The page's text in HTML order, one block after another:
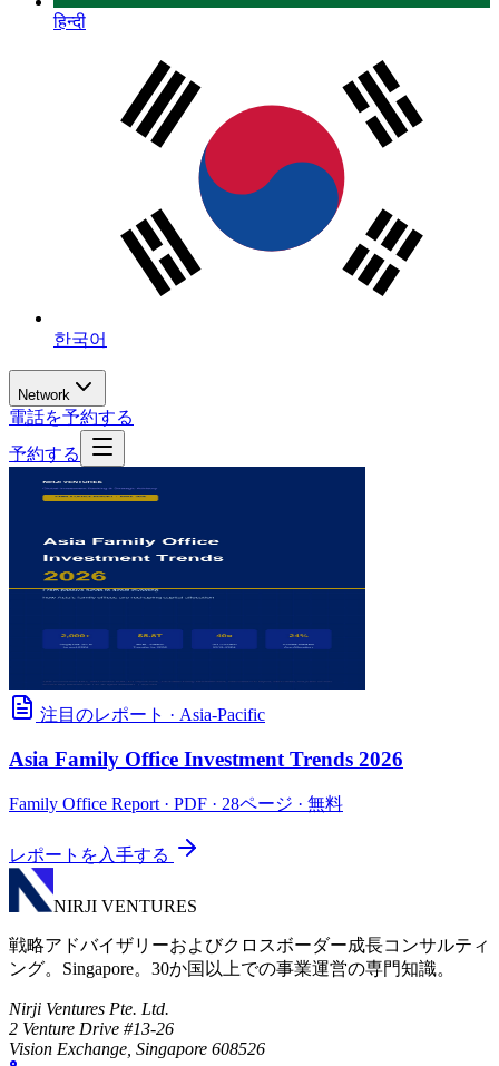
हिन्दी
한국어
Network
電話を予約する
予約する
注目のレポート · Asia-Pacific
Asia Family Office Investment Trends 2026
Family Office Report · PDF · 28ページ · 無料
レポートを入手する
NIRJI VENTURES
戦略アドバイザリーおよびクロスボーダー成長コンサルティ
ング。Singapore。30か国以上での事業運営の専門知識。
Nirji Ventures Pte. Ltd.
2 Venture Drive #13-26
Vision Exchange, Singapore 608526